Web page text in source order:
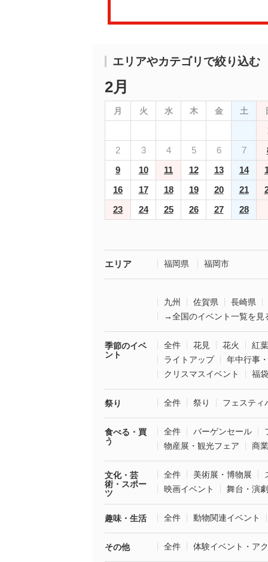
エリアやカテゴリで絞り込む
2月
月 火 水 木 金 土
2
3 4 5 6 7
9
10 11 12 13 14
16
17 18 19 20 21
23
24 25 26 27 28
エリア 福岡県 福岡市
九州 佐賀県
長崎県
→全国のイベント一覧を見
季節のイベ
ント
全件 花見 花火
紅葉
ライトアップ
年中行事
クリスマスイベント
福
祭り 全件 祭り フェスティ
食べる・買
う
全件 バーゲンセール
物産展・観光フェア
商
文化・芸
術・スポー
ツ
全件 美術展・博物展
映画イベント
舞台・演劇
趣味・生活 全件 動物関連イベント
その他 全件 体験イベント・ア